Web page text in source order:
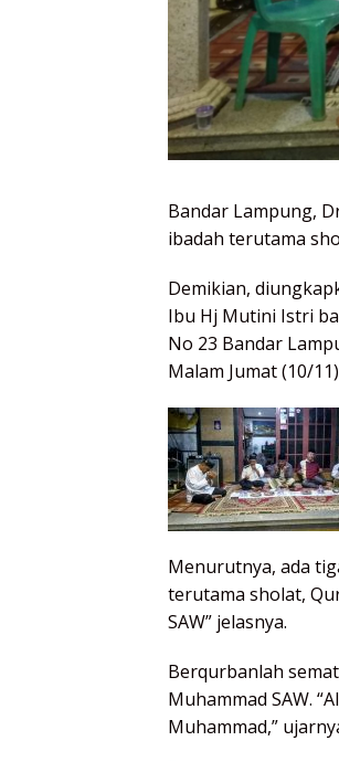
Bandar Lampung,
ibadah terutama
Demikian,
Ibu Hj Mutini Istri
No 23 Bandar
Malam Jumat (10/
Menurutnya, ada
terutama sholat,
SAW” jelasnya.
Berqurbanlah
Muhammad SAW.
Muhammad,”